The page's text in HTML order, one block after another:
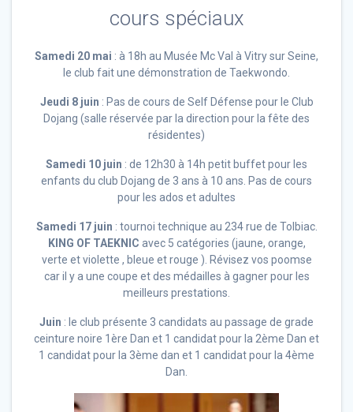
cours spéciaux
Samedi 20 mai : à 18h au Musée Mc Val à Vitry sur Seine,
le club fait une démonstration de Taekwondo.
Jeudi 8 juin : Pas de cours de Self Défense pour le Club
Dojang (salle réservée par la direction pour la fête des
résidentes)
Samedi 10 juin : de 12h30 à 14h petit buffet pour les
enfants du club Dojang de 3 ans à 10 ans. Pas de cours
pour les ados et adultes
Samedi 17 juin : tournoi technique au 234 rue de Tolbiac.
KING OF TAEKNIC avec 5 catégories (jaune, orange,
verte et violette , bleue et rouge ). Révisez vos poomse
car il y a une coupe et des médailles à gagner pour les
meilleurs prestations.
Juin : le club présente 3 candidats au passage de grade
ceinture noire 1ère Dan et 1 candidat pour la 2ème Dan et
1 candidat pour la 3ème dan et 1 candidat pour la 4ème
Dan.